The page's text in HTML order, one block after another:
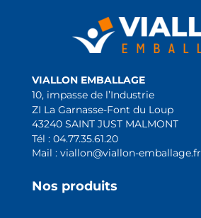
VIALLON EMBALLAGE
10, impasse de l’Industrie
ZI La Garnasse-Font du Loup
43240 SAINT JUST MALMONT
Tél : 04.77.35.61.20
Mail : viallon@viallon-emballage.fr
Nos produits